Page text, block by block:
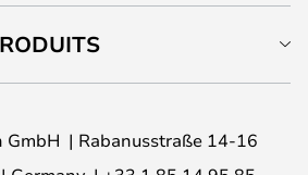
GmbH
Rabanusstraße 14-16